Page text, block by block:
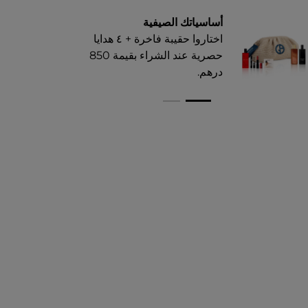
أساسياتك الصيفية
اختاروا حقيبة فاخرة + ٤ هدايا
حصرية عند الشراء بقيمة 850
درهم.​